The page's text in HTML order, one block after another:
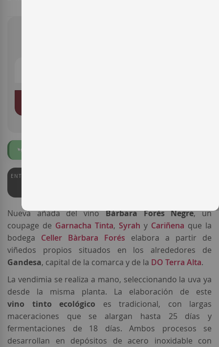
ENTERWINE
Nueva añada del vinoBàrbara Forés Negre, un
coupage de Garnacha Tinta, Syrah y Cariñena que la
bodega Celler Bàrbara Forés elabora a partir de
viñedos propios situados en los alrededores de
Gandesa, capital de la comarca y de la DO Terra Alta.
La vendimia se realiza a mano, seleccionando la uva ya
desde la misma planta. La elaboración de este
vino tinto ecológico es tradicional, con largas
maceraciones que se alargan hasta 25 días y
fermentaciones de 18 días. Ambos procesos se
desarrollan en depósitos de acero inoxidable con